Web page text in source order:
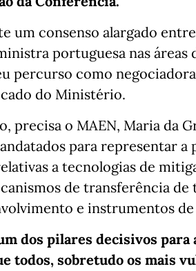
um consenso alargado
portuguesa nas áreas
percurso como
do Ministério.
precisa o MAEN, Maria da
para representar a
a tecnologias de
de transferência
e instrumentos
dos pilares decisivos para
todos, sobretudo os mais